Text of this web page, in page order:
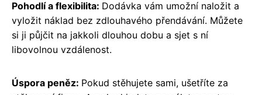
Pohodlí a flexibilita: Dodávka vám umožní naložit a
vyložit náklad bez zdlouhavého přendávání. Můžete
si ji půjčit na jakkoli dlouhou dobu a sjet s ní
libovolnou vzdálenost.
Úspora peněz: Pokud stěhujete sami, ušetříte za